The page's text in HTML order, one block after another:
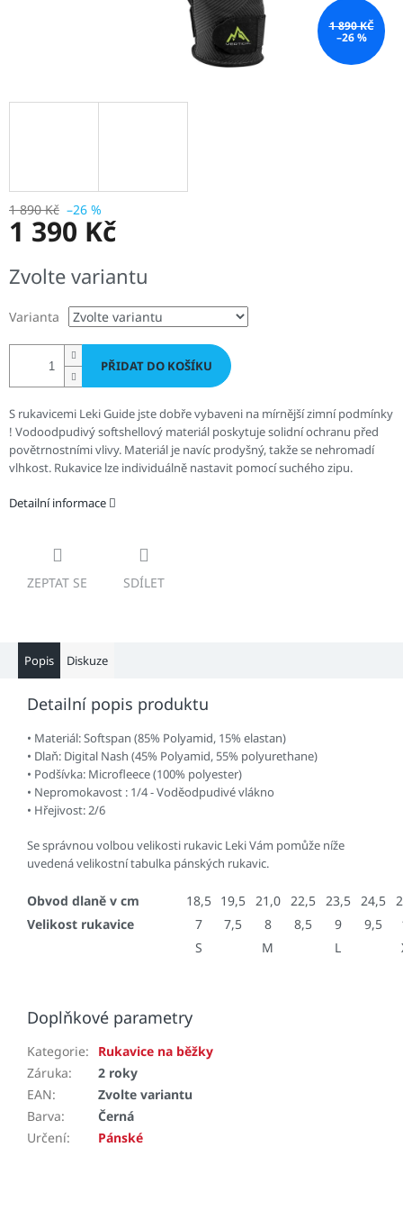
1 890 KČ
–26 %
1 890 Kč –26 %
1 390 Kč
cena:
Zvolte variantu
Varianta
PŘIDAT DO KOŠÍKU
S rukavicemi Leki Guide jste dobře vybaveni na mírnější zimní podmínky
! Vodoodpudivý softshellový materiál poskytuje solidní ochranu před
povětrnostními vlivy. Materiál je navíc prodyšný, takže se nehromadí
vlhkost. Rukavice lze individuálně nastavit pomocí suchého zipu.
Detailní informace
ZEPTAT SE SDÍLET
Popis Diskuze
Detailní popis produktu
• Materiál: Softspan (85% Polyamid, 15% elastan)
• Dlaň: Digital Nash (45% Polyamid, 55% polyurethane)
• Podšívka: Microfleece (100% polyester)
• Nepromokavost : 1/4 - Voděodpudivé vlákno
• Hřejivost: 2/6
Se správnou volbou velikosti rukavic Leki Vám pomůže níže
uvedená velikostní tabulka pánských rukavic.
Obvod dlaně v cm 18,5 19,5 21,0 22,5 23,5 24,5
Velikost rukavice
7 7,5 8 8,5 9 9,5
S
M L
Doplňkové parametry
Kategorie:
Rukavice na běžky
Záruka:
2 roky
EAN:
Zvolte variantu
Barva:
Černá
Určení: Pánské